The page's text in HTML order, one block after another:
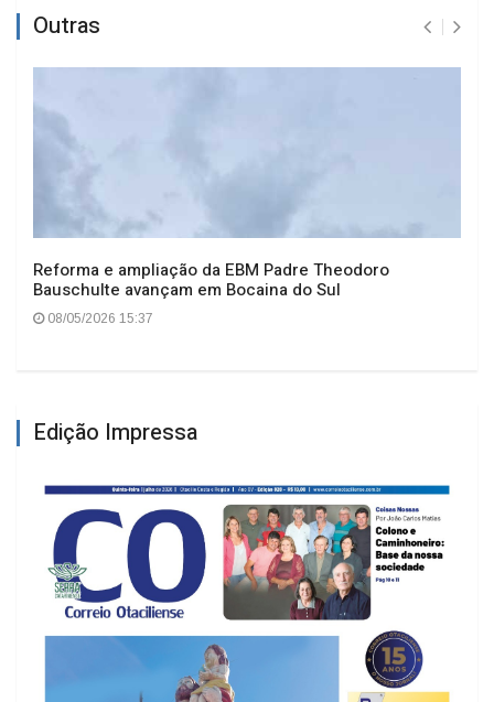
Outras
Reforma e ampliação da EBM Padre Theodoro
Bauschulte avançam em Bocaina do Sul
08/05/2026 15:37
Edição Impressa